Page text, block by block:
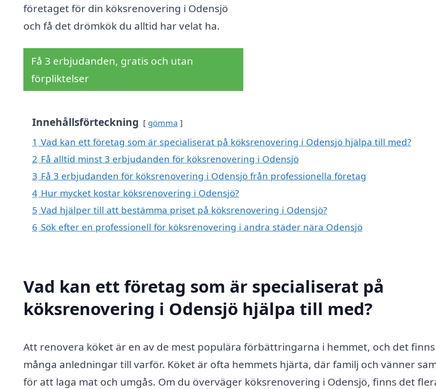
företaget för din köksrenovering i Odensjö
och få det drömkök du alltid har velat ha.
Få 3 erbjudanden, gratis och utan
förpliktelser
Innehållsförteckning gömma
1 Vad kan ett företag som är specialiserat på köksrenovering i Odensjö hjälpa till med?
2 Få alltid minst 3 erbjudanden för köksrenovering i Odensjö
3 Få 3 erbjudanden för köksrenovering i Odensjö från professionella företag
4 Hur mycket kostar köksrenovering i Odensjö?
5 Vad hjälper till att bestämma priset på köksrenovering i Odensjö?
6 Sök efter en professionell för köksrenovering i andra städer nära Odensjö
Vad kan ett företag som är specialiserat på
köksrenovering i Odensjö hjälpa till med?
Att renovera köket är en av de mest populära förbättringarna i hemmet, och det finns
många anledningar till varför. Köket är ofta hemmets hjärta, där familj och vänner
för att laga mat och umgås. Om du överväger köksrenovering i Odensjö, finns det